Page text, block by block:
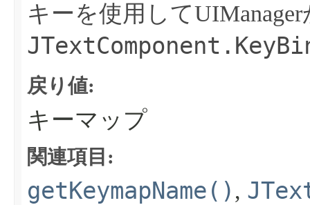
キーを使用して
戻り値:
キーマップ
関連項目:
getKeymapName() ,